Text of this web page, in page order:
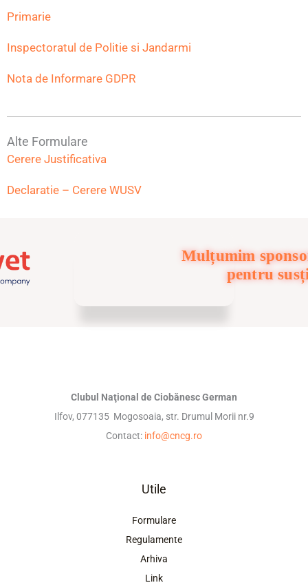
Primarie
Inspectoratul de Politie si Jandarmi
Nota de Informare GDPR
Alte Formulare
Cerere Justificativa
Declaratie – Cerere WUSV
Mulțumim
pentru
Clubul Naţional de Ciobănesc German
Ilfov, 077135 Mogosoaia, str. Drumul Morii nr.9
Contact: info@cncg.ro
Utile
Formulare
Regulamente
Arhiva
Link